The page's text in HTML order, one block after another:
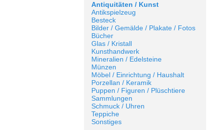
Antiquitäten / Kunst
Antikspielzeug
Besteck
Bilder / Gemälde / Plakate / Fotos
Bücher
Glas / Kristall
Kunsthandwerk
Mineralien / Edelsteine
Münzen
Möbel / Einrichtung / Haushalt
Porzellan / Keramik
Puppen / Figuren / Plüschtiere
Sammlungen
Schmuck / Uhren
Teppiche
Sonstiges